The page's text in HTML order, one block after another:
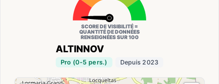
ALTINNOV
Pro (0-5 pers.) Depuis 2023
SCORE DE VISIBILITÉ =
QUANTITÉ DE DONNÉES
RENSEIGNÉES SUR 100